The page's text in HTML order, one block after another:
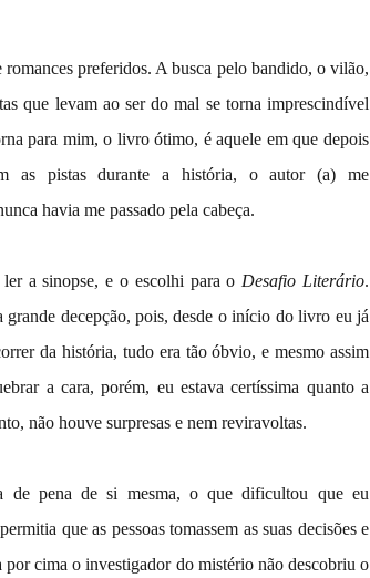
romances preferidos. A busca pelo bandido, o vilão,
que levam ao ser do mal se torna imprescindível
para mim, o livro ótimo, é aquele em que depois
as pistas durante a história, o autor (a) me
havia me passado pela cabeça.
a sinopse, e o escolhi para o Desafio Literário.
grande decepção, pois, desde o início do livro eu já
da história, tudo era tão óbvio, e mesmo assim
a cara, porém, eu estava certíssima quanto a
não houve surpresas e nem reviravoltas.
de pena de si mesma, o que dificultou que eu
que as pessoas tomassem as suas decisões e
por cima o investigador do mistério não descobriu o